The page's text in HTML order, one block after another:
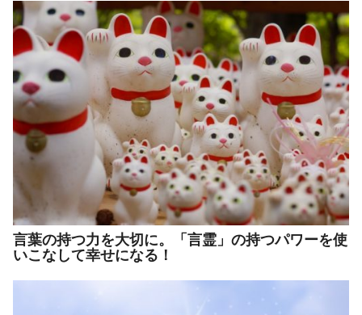
言葉の持つ力を大切に。「言霊」の持つパワーを使
いこなして幸せになる！